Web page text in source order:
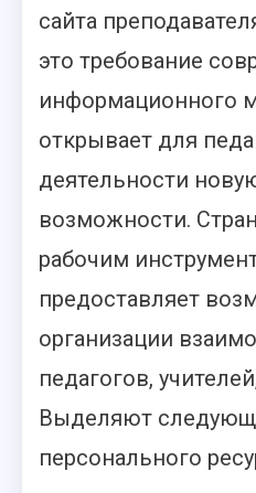
сайта
это требование
информационного
открывает для
деятельности
возможности.
рабочим
предоставляет
организации
педагогов,
Выделяют
персонального